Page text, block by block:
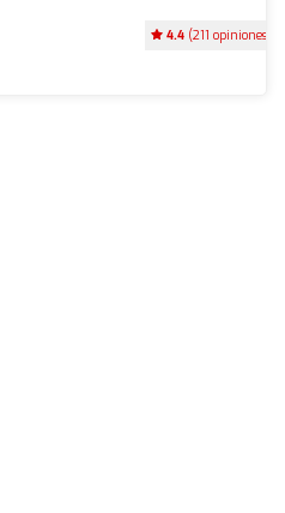
4.4 (211 opiniones)